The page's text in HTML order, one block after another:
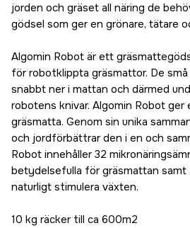
jorden och gräset all näring de
gödsel som ger en grönare, tätare
Algomin Robot är ett
för robotklippta gräsmattor. De
snabbt ner i mattan och därmed
robotens knivar. Algomin Robot ger
gräsmatta. Genom sin unika
och jordförbättrar den i en och
Robot innehåller 32
betydelsefulla för gräsmattan
naturligt stimulera växten.
10 kg räcker till ca 600m2